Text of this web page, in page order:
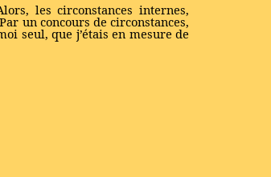
les circonstances internes,
un concours de circonstances,
seul, que j’étais en mesure de